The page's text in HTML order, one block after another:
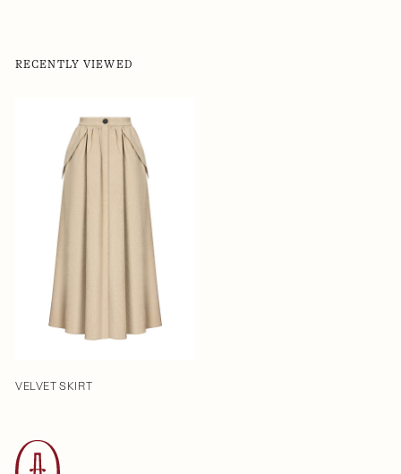
RECENTLY VIEWED
VELVET SKIRT